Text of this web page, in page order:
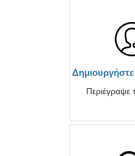
Περιέγραψε